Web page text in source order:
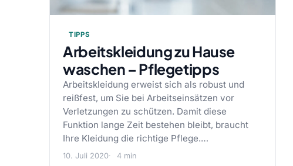
TIPPS
Arbeitskleidung zu Hause
waschen – Pflegetipps
Arbeitskleidung erweist sich als robust und
reißfest, um Sie bei Arbeitseinsätzen vor
Verletzungen zu schützen. Damit diese
Funktion lange Zeit bestehen bleibt, braucht
Ihre Kleidung die richtige Pflege.…
10. Juli 2020 4 min